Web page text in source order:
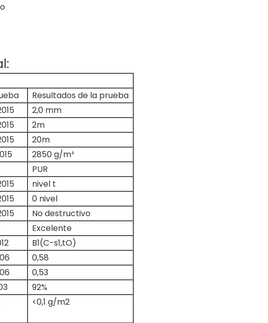
Resultados de la prueba
2,0 mm
2m
20m
2850 g/m²
PUR
nivel t
0 nivel
No destructivo
Excelente
B1(C-s1,tO)
0,58
0,53
92%
<0,1 g/m2